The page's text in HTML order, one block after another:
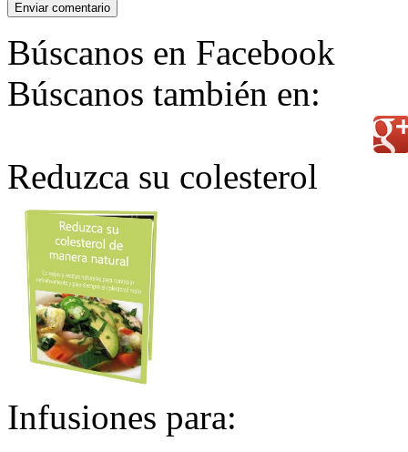
Enviar comentario
Búscanos en Facebook
Búscanos también en:
Reduzca su colesterol
Infusiones para: